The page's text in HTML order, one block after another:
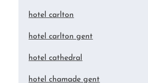
hotel carlton
hotel carlton gent
hotel cathedral
hotel chamade gent